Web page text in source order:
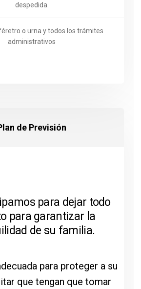
despedida.
o urna y todos los trámites
administrativos
de Previsión
para dejar todo
para garantizar la
de su familia.
para proteger a su
que tengan que tomar